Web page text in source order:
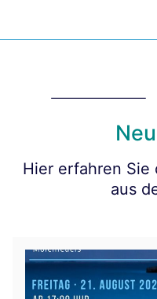
Hier erfahren
aus